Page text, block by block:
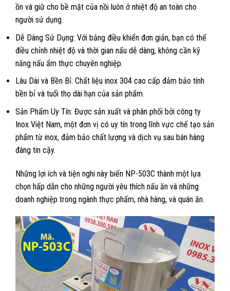
ồn và giữ cho bề mặt của nồi luôn ở nhiệt độ an toàn cho
người sử dụng.
Dễ Dàng Sử Dụng: Với bảng điều khiển đơn giản, bạn có thể
điều chỉnh nhiệt độ và thời gian nấu dễ dàng, không cần kỹ
năng nấu ẩm thực chuyên nghiệp.
Lâu Dài và Bền Bỉ: Chất liệu inox 304 cao cấp đảm bảo tính
bền bỉ và tuổi thọ dài hạn của sản phẩm.
Sản Phẩm Uy Tín: Được sản xuất và phân phối bởi công ty
Inox Việt Nam, một đơn vị có uy tín trong lĩnh vực chế tạo sản
phẩm từ inox, đảm bảo chất lượng và dịch vụ sau bán hàng
đáng tin cậy.
Những lợi ích và tiện nghi này biến NP-503C thành một lựa
chọn hấp dẫn cho những người yêu thích nấu ăn và những
doanh nghiệp trong ngành thực phẩm, nhà hàng, và quán ăn.